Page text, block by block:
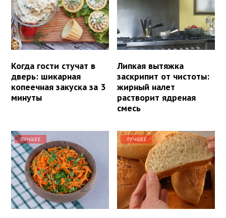
Когда гости стучат в
дверь: шикарная
копеечная закуска за 3
минуты
Липкая вытяжка
заскрипит от чистоты:
жирный налет
растворит ядреная
смесь
ЛУЧШЕЕ ЛУЧШЕЕ